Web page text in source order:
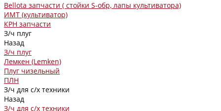
Bellota запчасти ( стойки S-обр, лапы культиватора)
ИМТ (культиватор)
КРН запчасти
З/ч плуг
Назад
З/ч плуг
Лемкен (Lemken)
Плуг чизельный
ПЛН
З/ч для с/х техники
Назад
З/ч для с/х техники